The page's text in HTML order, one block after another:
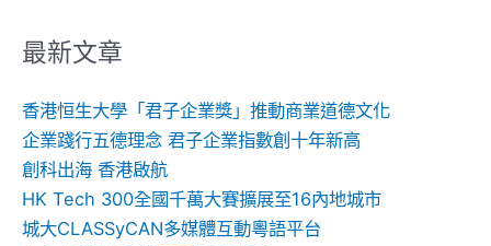
鍵
最新文章
香港恒生大學「君子企業獎」推動商業道德文化
企業踐行五德理念 君子企業指數創十年新高
創科出海 香港啟航
HK Tech 300全國千萬大賽擴展至16內地城市
城大CLASSyCAN多媒體互動粵語平台